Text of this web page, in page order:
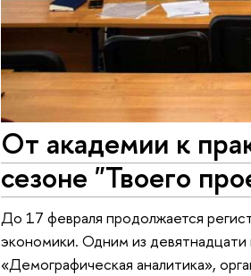
От академии к
сезоне "Твоего
До 17 февраля продолжается
экономики. Одним из девятнадцати
«Демографическая аналитика»,